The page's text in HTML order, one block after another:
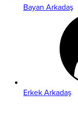
Bayan Arkadaş
Erkek Arkadaş